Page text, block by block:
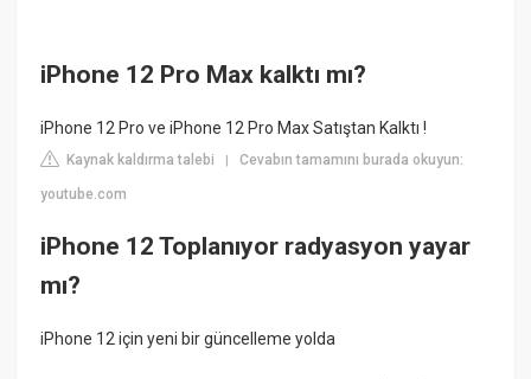
iPhone 12 Pro Max kalktı mı?
iPhone 12 Pro ve iPhone 12 Pro Max Satıştan Kalktı !
Kaynak kaldırma talebi |Cevabın tamamını burada okuyun:
youtube.com
iPhone 12 Toplanıyor radyasyon yayar
mı?
iPhone 12 için yeni bir güncelleme yolda